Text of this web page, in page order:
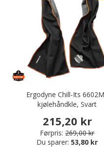
Ergodyne Chill-Its
kjølehåndkle, Svart
215,20 kr
Førpris: 269,00 kr
Du sparer:53,80 kr